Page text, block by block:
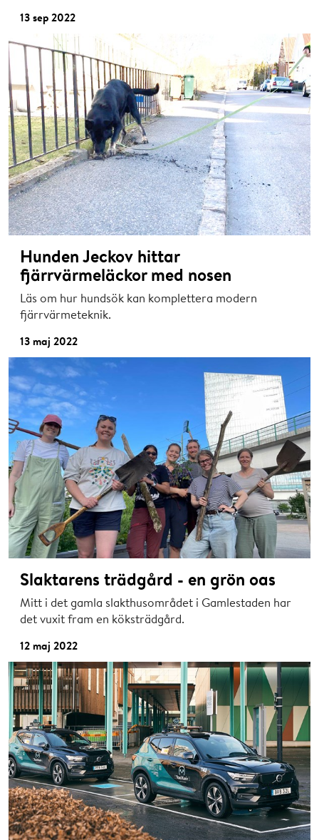
13 sep 2022
Hunden Jeckov hittar
fjärrvärmeläckor med nosen
Läs om hur hundsök kan komplettera modern
fjärrvärmeteknik.
13 maj 2022
Slaktarens trädgård - en grön oas
Mitt i det gamla slakthusområdet i Gamlestaden har
det vuxit fram en köksträdgård.
12 maj 2022